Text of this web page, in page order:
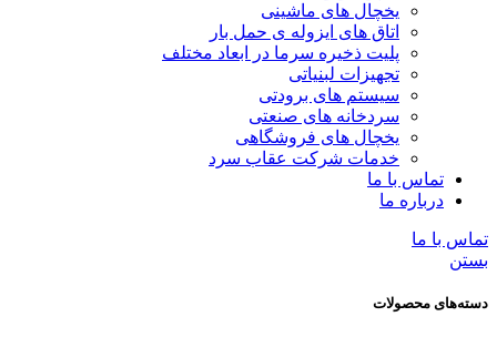
یخچال های ماشینی
اتاق های ایزوله ی حمل بار
پلیت ذخیره سرما در ابعاد مختلف
تجهیزات لبنیاتی
سیستم های برودتی
سردخانه های صنعتی
یخچال های فروشگاهی
خدمات شرکت عقاب سرد
تماس با ما
درباره ما
تماس با ما
بستن
دسته‌های محصولات